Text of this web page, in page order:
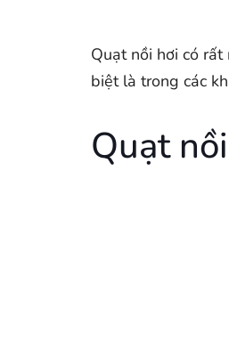
Quạt nồi hơi có
biệt là trong các
Quạt